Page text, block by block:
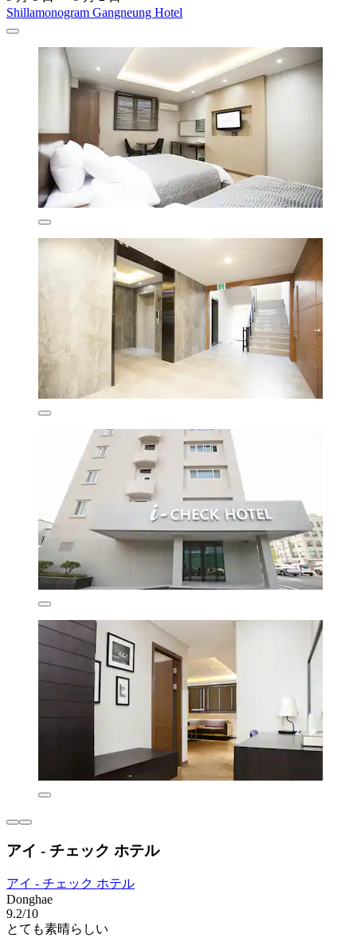
Shillamonogram Gangneung Hotel
アイ - チェック ホテル
アイ - チェック ホテル
Donghae
9.2/10
とても素晴らしい